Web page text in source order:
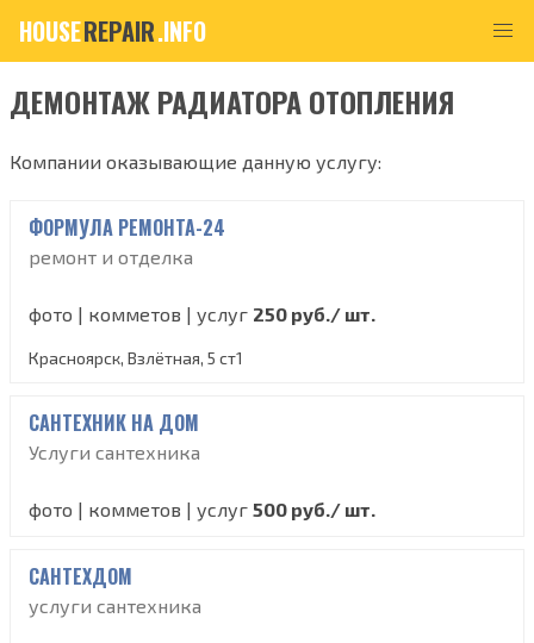
HOUSEREPAIR.INFO
ДЕМОНТАЖ РАДИАТОРА ОТОПЛЕНИЯ
Компании оказывающие данную услугу:
ФОРМУЛА РЕМОНТА-24
ремонт и отделка
фото | комметов | услуг 250 руб./ шт.
Красноярск, Взлётная, 5 ст1
САНТЕХНИК НА ДОМ
Услуги сантехника
фото | комметов | услуг 500 руб./ шт.
САНТЕХДОМ
услуги сантехника